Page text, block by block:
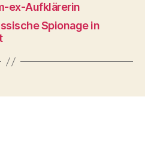
ex-Aufklärerin
Spionage in